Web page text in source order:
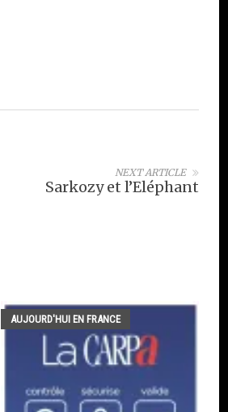
NEXT ARTICLE
Sarkozy et l’Eléphant
AUJOURD'HUI EN FRANCE